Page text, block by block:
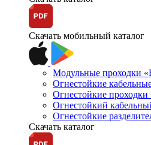
Скачать мобильный каталог
Модульные проходки
Огнестойкие
Огнестойкие
Огнестойкий
Огнестойкие
Скачать каталог